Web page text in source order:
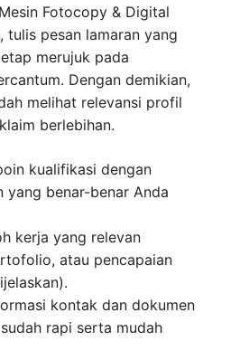
Fotocopy & Digital
tulis pesan lamaran yang
merujuk pada
Dengan demikian,
melihat relevansi profil
berlebihan.
kualifikasi dengan
yang benar-benar Anda
kerja yang relevan
atau pencapaian
kontak dan dokumen
rapi serta mudah